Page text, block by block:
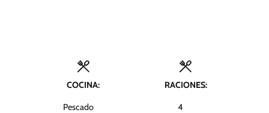
COCINA:
Pescado
RACIONES:
4